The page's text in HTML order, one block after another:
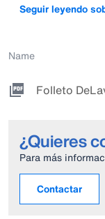
Seguir leyendo
Name
Folleto
¿Quieres
Para más
Contactar